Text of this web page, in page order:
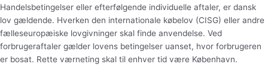
Handelsbetingelser eller efterfølgende individuelle aftaler, er dansk
lov gældende. Hverken den internationale købelov (CISG) eller andre
fælleseuropæiske lovgivninger skal finde anvendelse. Ved
forbrugeraftaler gælder lovens betingelser uanset, hvor forbrugeren
er bosat. Rette værneting skal til enhver tid være København.